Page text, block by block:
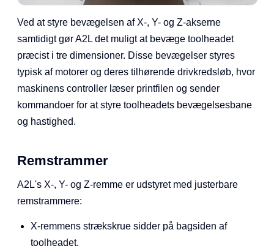
Ved at styre bevægelsen af X-, Y- og Z-akserne
samtidigt gør A2L det muligt at bevæge toolheadet
præcist i tre dimensioner. Disse bevægelser styres
typisk af motorer og deres tilhørende drivkredsløb, hvor
maskinens controller læser printfilen og sender
kommandoer for at styre toolheadets bevægelsesbane
og hastighed.
Remstrammer
A2L's X-, Y- og Z-remme er udstyret med justerbare
remstrammere:
X-remmens strækskrue sidder på bagsiden af
toolheadet.